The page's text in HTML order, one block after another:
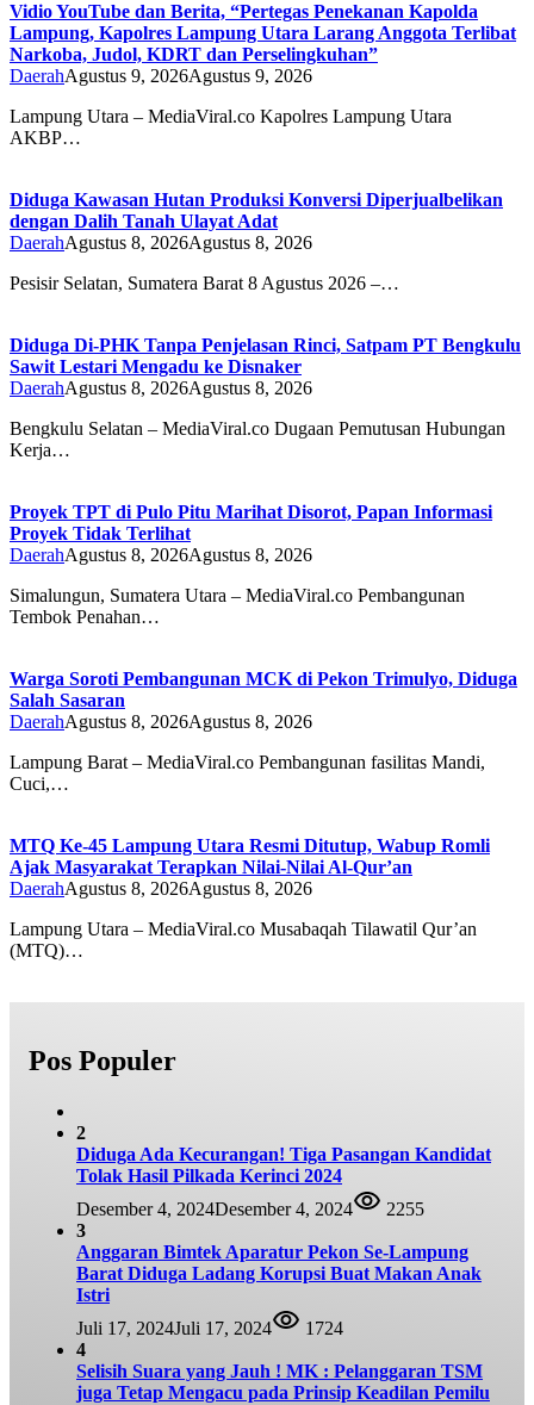
Vidio YouTube dan Berita, “Pertegas Penekanan Kapolda
Lampung, Kapolres Lampung Utara Larang Anggota Terlibat
Narkoba, Judol, KDRT dan Perselingkuhan”
DaerahAgustus 9, 2026Agustus 9, 2026
Lampung Utara – MediaViral.co Kapolres Lampung Utara
AKBP…
Diduga Kawasan Hutan Produksi Konversi Diperjualbelikan
dengan Dalih Tanah Ulayat Adat
DaerahAgustus 8, 2026Agustus 8, 2026
Pesisir Selatan, Sumatera Barat 8 Agustus 2026 –…
Diduga Di-PHK Tanpa Penjelasan Rinci, Satpam PT Bengkulu
Sawit Lestari Mengadu ke Disnaker
DaerahAgustus 8, 2026Agustus 8, 2026
Bengkulu Selatan – MediaViral.co Dugaan Pemutusan Hubungan
Kerja…
Proyek TPT di Pulo Pitu Marihat Disorot, Papan Informasi
Proyek Tidak Terlihat
DaerahAgustus 8, 2026Agustus 8, 2026
Simalungun, Sumatera Utara – MediaViral.co Pembangunan
Tembok Penahan…
Warga Soroti Pembangunan MCK di Pekon Trimulyo, Diduga
Salah Sasaran
DaerahAgustus 8, 2026Agustus 8, 2026
Lampung Barat – MediaViral.co Pembangunan fasilitas Mandi,
Cuci,…
MTQ Ke-45 Lampung Utara Resmi Ditutup, Wabup Romli
Ajak Masyarakat Terapkan Nilai-Nilai Al-Qur’an
DaerahAgustus 8, 2026Agustus 8, 2026
Lampung Utara – MediaViral.co Musabaqah Tilawatil Qur’an
(MTQ)…
Pos Populer
2
Diduga Ada Kecurangan! Tiga Pasangan Kandidat
Tolak Hasil Pilkada Kerinci 2024
Desember 4, 2024Desember 4, 2024
2255
3
Anggaran Bimtek Aparatur Pekon Se-Lampung
Barat Diduga Ladang Korupsi Buat Makan Anak
Istri
Juli 17, 2024Juli 17, 2024
1724
4
Selisih Suara yang Jauh ! MK : Pelanggaran TSM
juga Tetap Mengacu pada Prinsip Keadilan Pemilu